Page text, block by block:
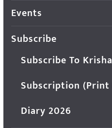
Events
Subscribe
Subscribe To
Subscription
Diary 2026